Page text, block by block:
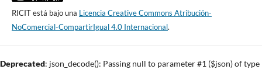
RICIT está bajo una Licencia Creative Commons Atribución-
NoComercial-CompartirIgual 4.0 Internacional.
Deprecated: json_decode(): Passing null to parameter #1 ($json) of type